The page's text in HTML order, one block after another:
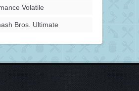
Volatile
Bros. Ultimate